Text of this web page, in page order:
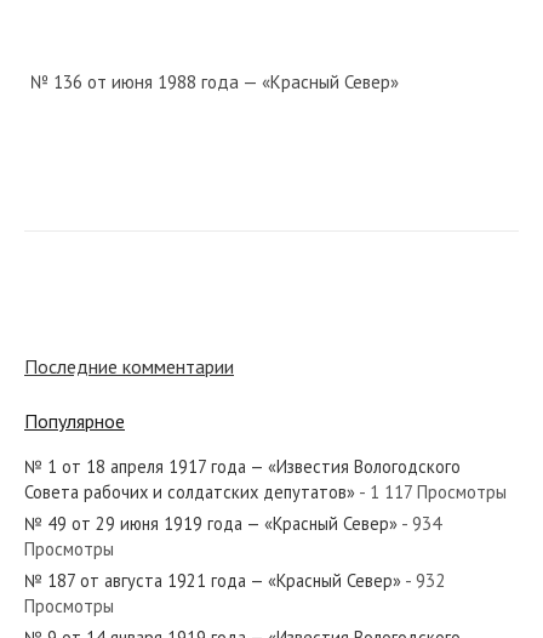
№ 136 от июня 1988 года — «Красный Север»
№ 232 от октября 1979 года — «Красный Север»
№ 256 от октября 1971 года — «Красный Север»
Последние комментарии
Популярное
№ 1 от 18 апреля 1917 года — «Известия Вологодского
Совета рабочих и солдатских депутатов» - 1 117 Просмотры
№ 49 от 29 июня 1919 года — «Красный Север» - 934
Просмотры
№ 187 от августа 1921 года — «Красный Север» - 932
Просмотры